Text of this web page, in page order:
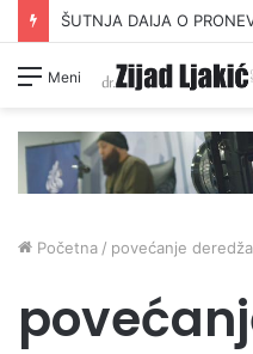
ŠUTNJA DAIJA O
Meni
Početna / povećanje deredža